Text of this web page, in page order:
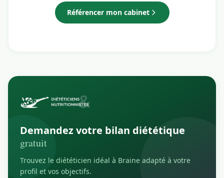
Référencer mon cabinet
Demandez votre bilan diététique
gratuit
Trouvez le diététicien idéal à Braine adapté à votre
profil et vos objectifs.